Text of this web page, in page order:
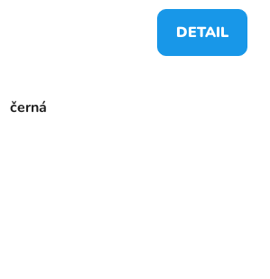
DETAIL
černá